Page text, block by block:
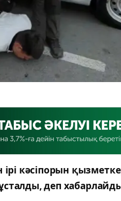
кәсіпорын
деп